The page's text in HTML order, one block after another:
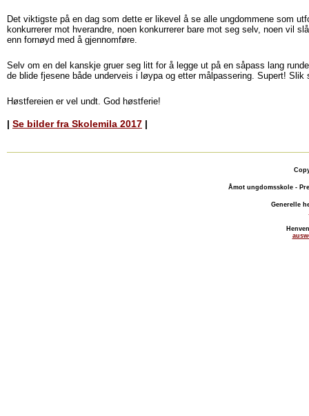
Det viktigste på en dag som dette er likevel å se alle ungdommene som
konkurrerer mot hverandre, noen konkurrerer bare mot seg selv, noen vil
enn fornøyd med å gjennomføre.
Selv om en del kanskje gruer seg litt for å legge ut på en såpass lang
de blide fjesene både underveis i løypa og etter målpassering. Supert!
Høstfereien er vel undt. God høstferie!
Se bilder fra Skolemila 2017
Åmot ungdomsskole -
Generelle